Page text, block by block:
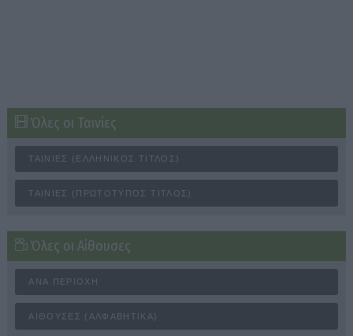
Όλες οι Ταινίες
ΤΑΙΝΊΕΣ (ΕΛΛΗΝΙΚΌΣ ΤΊΤΛΟΣ)
ΤΑΙΝΊΕΣ (ΠΡΩΤΌΤΥΠΟΣ ΤΊΤΛΟΣ)
Όλες οι Αίθουσες
ΑΝΆ ΠΕΡΙΟΧΉ
ΑΊΘΟΥΣΕΣ (ΑΛΦΑΒΗΤΙΚΆ)